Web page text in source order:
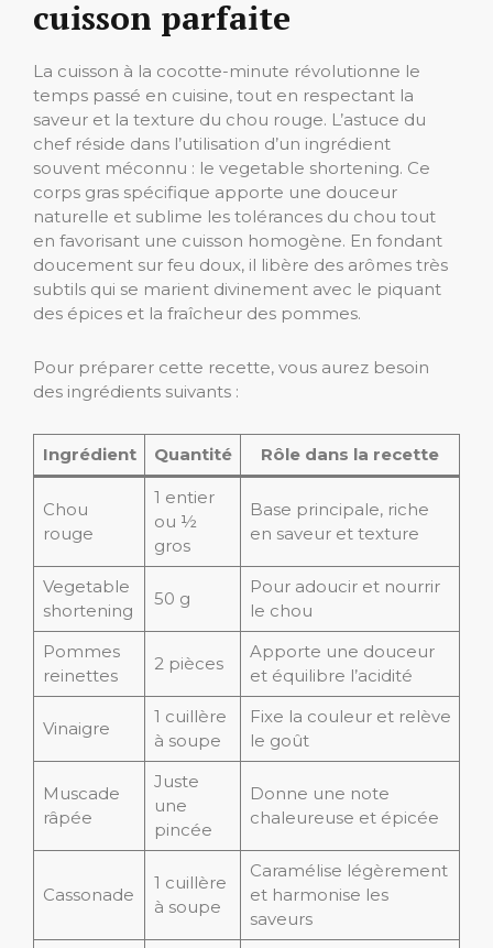
cuisson parfaite
La cuisson à la cocotte-minute révolutionne le
temps passé en cuisine, tout en respectant la
saveur et la texture du chou rouge. L’astuce du
chef réside dans l’utilisation d’un ingrédient
souvent méconnu : le vegetable shortening. Ce
corps gras spécifique apporte une douceur
naturelle et sublime les tolérances du chou tout
en favorisant une cuisson homogène. En fondant
doucement sur feu doux, il libère des arômes très
subtils qui se marient divinement avec le piquant
des épices et la fraîcheur des pommes.
Pour préparer cette recette, vous aurez besoin
des ingrédients suivants :
Ingrédient Quantité Rôle dans la recette
Chou
rouge
1 entier
ou ½
gros
Base principale, riche
en saveur et texture
Vegetable
shortening
50 g
Pour adoucir et nourrir
le chou
Pommes
reinettes
2 pièces
Apporte une douceur
et équilibre l’acidité
Vinaigre
1 cuillère
à soupe
Fixe la couleur et relève
le goût
Muscade
râpée
Juste
une
pincée
Donne une note
chaleureuse et épicée
Cassonade
1 cuillère
à soupe
Caramélise légèrement
et harmonise les
saveurs